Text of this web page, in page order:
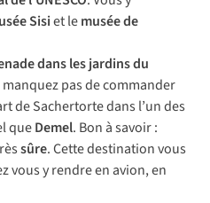
Sisiet lemusée de
dans les jardins du
manquez pas de commander
deSachertortedans l’un des
queDemel. Bon à savoir :
sûre. Cette destination vous
vous y rendre en avion, en